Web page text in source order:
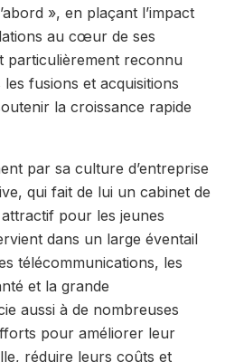
», en plaçant l’impact
au cœur de ses
particulièrement reconnu
fusions et acquisitions
la croissance rapide
par sa culture d’entreprise
qui fait de lui un cabinet de
pour les jeunes
dans un large éventail
télécommunications, les
et la grande
aussi à de nombreuses
pour améliorer leur
réduire leurs coûts et